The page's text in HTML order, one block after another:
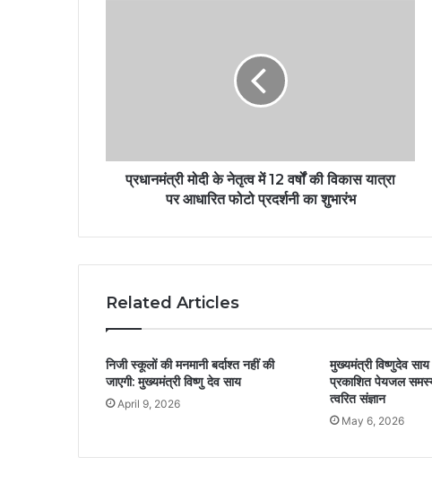
प्रधानमंत्री मोदी के नेतृत्व में 12 वर्षों की विकास यात्रा
पर आधारित फोटो प्रदर्शनी का शुभारंभ
Related Articles
निजी स्कूलों की मनमानी बर्दाश्त नहीं की
जाएगी: मुख्यमंत्री विष्णु देव साय
April 9, 2026
मुख्यमंत्री विष्णुदेव
प्रकाशित पेयजल
त्वरित संज्ञान
May 6, 2026